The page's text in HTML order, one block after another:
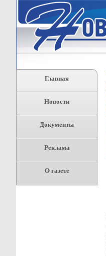
Главная
Новости
Документы
Реклама
О газете